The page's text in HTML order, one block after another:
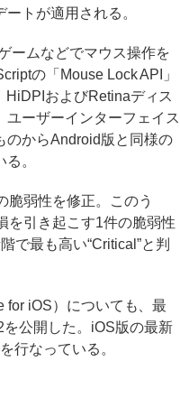
トが適用される。
ームなどでマウス操作を
の「Mouse Lock API」
およびRetinaディス
ユーザーインターフェイス
のからAndroid版と同様の
。
弱性を修正。このう
を引き起こす1件の脆弱性
で最も高い“Critical”と判
iOS）についても、最
公開した。iOS版の最新
行なっている。